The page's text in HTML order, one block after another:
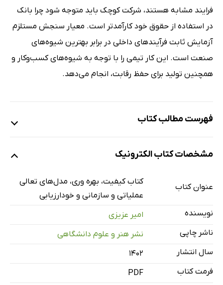
فرایند مشابه هستند، شرکت کوچک باید متوجه شود چرا بانک
در استفاده از حقوق خود کارآمدتر است. معیار سنجش مستلزم
آزمایش ثابت فرآیندهای داخلی در برابر بهترین شیوه‌های
صنعت است. این کار تیمی را با توجه به شیوه‌های کسب‌وکار و
همچنین تولید برای حفظ رقابت، انجام می‌دهد.
فهرست مطالب کتاب
فصل دو: مدل‌های پیش‌بینی
فصل سه: مدیریت کیفیت فراگیر
فصل چهار: تجزیه‌وتحلیل و بهبود بهره‌وری
فصل پنج: تعالی عملیاتی
فصل هفت: مدل کیفیت جهان اسلام و معیارهای آن
فصل هشت: خودارزیابی بر اساس مدل تعالی
مشخصات کتاب الکترونیک
عنوان کتاب
کتاب کیفیت، بهره وری، مدل‌های تعالی
عملیاتی و سازمانی و خودارزیابی
نویسنده
امیر عزیزی
ناشر چاپی
نشر هنر و علوم دانشگاهی
سال انتشار
۱۴۰۲
فرمت کتاب
PDF